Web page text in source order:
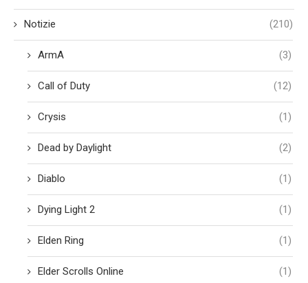
Notizie (210)
ArmA (3)
Call of Duty (12)
Crysis (1)
Dead by Daylight (2)
Diablo (1)
Dying Light 2 (1)
Elden Ring (1)
Elder Scrolls Online (1)